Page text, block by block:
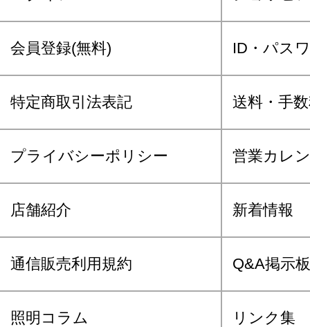
会員登録(無料) ID・パス
特定商取引法表記 送料・手
プライバシーポリシー 営業カレ
店舗紹介 新着情報
通信販売利用規約 Q&A掲示板
照明コラム リンク集